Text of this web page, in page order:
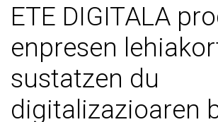
ETE DIGITALA
enpresen
sustatzen du
digitalizazioaren